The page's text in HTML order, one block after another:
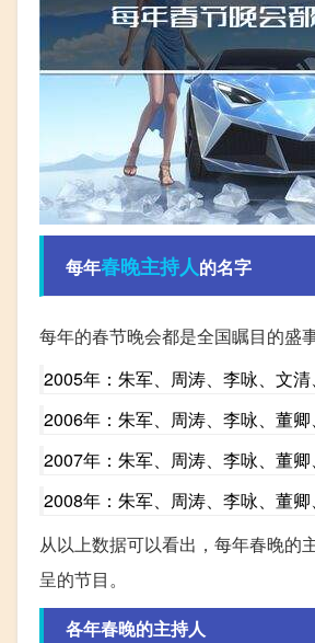
每年春晚主持人的名字
每年的春节晚会都是全国瞩目的盛
2005年：朱军、周涛、李咏、文
2006年：朱军、周涛、李咏、董
2007年：朱军、周涛、李咏、董
2008年：朱军、周涛、李咏、董
从以上数据可以看出，每年春晚的
呈的节目。
各年春晚的主持人